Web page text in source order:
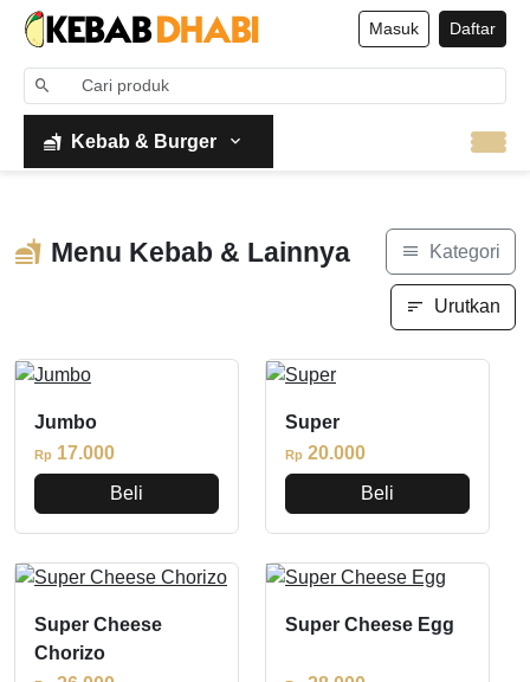
Masuk Daftar
Kebab & Burger
Menu Kebab & Lainnya Kategori
Urutkan
Jumbo
Rp 17.000
Beli
Super
Rp 20.000
Beli
Super Cheese
Chorizo
Super Cheese Egg